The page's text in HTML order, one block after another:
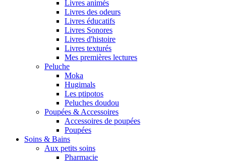
Livres animés
Livres des odeurs
Livres éducatifs
Livres Sonores
Livres d'histoire
Livres texturés
Mes premières lectures
Peluche
Moka
Hugimals
Les ptipotos
Peluches doudou
Poupées & Accessoires
Accessoires de poupées
Poupées
Soins & Bains
Aux petits soins
Pharmacie